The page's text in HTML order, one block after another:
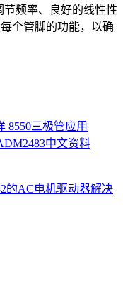
频率、良好的线性性
个管脚的功能，以确
8550三极管应用
中文资料
的AC电机驱动器解决